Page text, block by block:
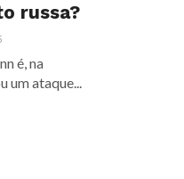
russa?
é, na
um ataque...